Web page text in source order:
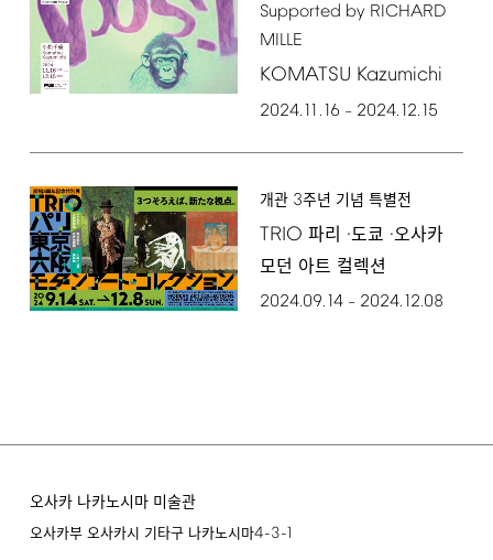
Supported by RICHARD
MILLE
KOMATSU Kazumichi
2024.11.16– 2024.12.15
개관 3주년 기념 특별전
TRIO 파리 ·도쿄 ·오사카
모던 아트 컬렉션
2024.09.14– 2024.12.08
오사카 나카노시마 미술관
오사카부 오사카시 기타구 나카노시마4-3-1